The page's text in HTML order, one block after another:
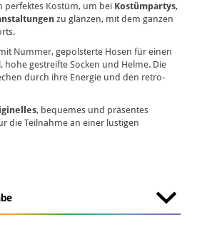
perfektes Kostüm, um bei Kostümpartys,
zu glänzen, mit dem ganzen
Nummer, gepolsterte Hosen für einen
hohe gestreifte Socken und Helme. Die
durch ihre Energie und den retro-
, bequemes und präsentes
die Teilnahme an einer lustigen